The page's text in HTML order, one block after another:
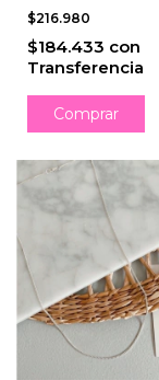
$216.980
$184.433 con
Transferencia
Comprar